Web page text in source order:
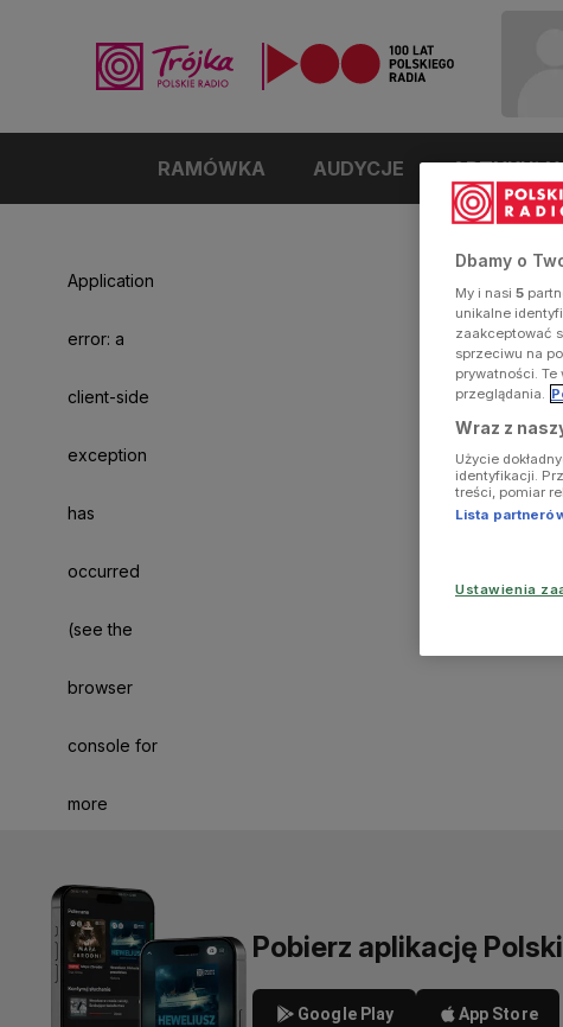
RAMÓWKA AUDYCJE ARTYKUŁY
Application
error: a
client-side
exception
has
occurred
(see the
browser
console for
more
Pobierz aplikację
Google Play App Store
Dbamy o
My i nasi 5
unikalne
zaakceptować
sprzeciwu na
prywatności. Te
przeglądania.
Wraz z
Użycie
identyfikacji.
treści, pomiar
Lista
Ustawienia